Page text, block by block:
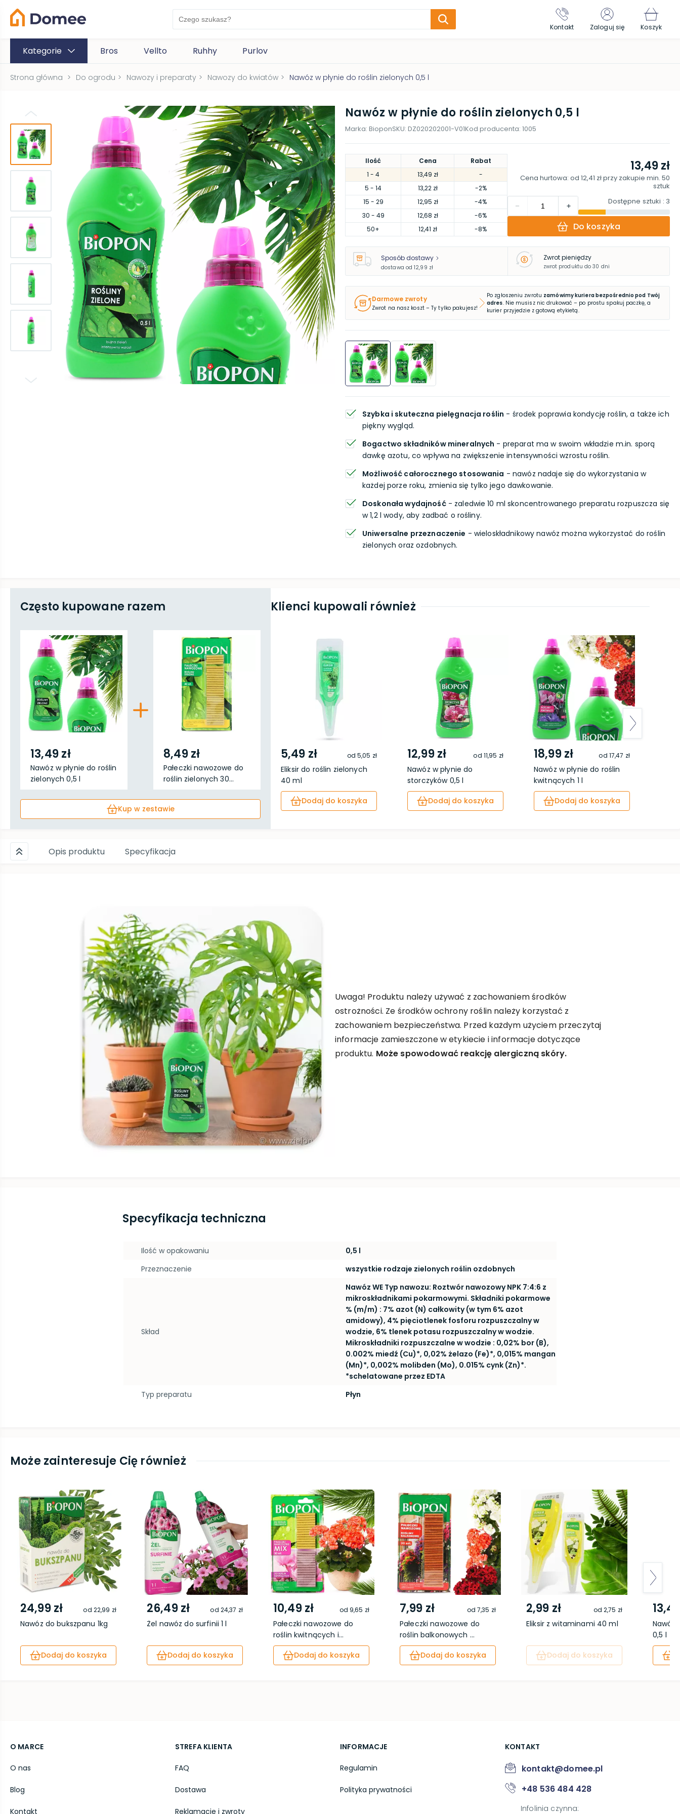
Kontakt Zaloguj się Koszyk
Kategorie Bros Vellto Ruhhy Purlov
Strona główna > Do ogrodu > Nawozy i preparaty > Nawozy do kwiatów > Nawóz w płynie do roślin zielonych 0,5 l
Nawóz w płynie do roślin zielonych 0,5 l
Marka: BioponSKU: DZ020202001-V01Kod producenta: 1005
Ilość Cena
Rabat
1 - 4 13,49 zł
-
5 - 14 13,22 zł
-2%
15 - 29 12,95 zł
-4%
30 - 49 12,68 zł
-6%
50+ 12,41 zł -8%
13,49 zł
Cena hurtowa: od 12,41 złprzy zakupie min. 50
sztuk
Dostępne sztuki : 3
Do koszyka
Sposób dostawy
dostawa od 12,99 zł
Zwrot pieniędzy
zwrot produktu do 30 dni
Darmowe zwroty
Zwrot na nasz koszt – Ty tylko pakujesz!
Po zgłoszeniu zwrotu zamówimy kuriera bezpośrednio pod Twój
adres. Nie musisz nic drukować – po prostu spakuj paczkę, a
kurier przyjedzie z gotową etykietą.
Szybka i skuteczna pielęgnacja roślin - środek poprawia kondycję roślin, a także ich
piękny wygląd.
Bogactwo składników mineralnych - preparat ma w swoim wkładzie m.in. sporą
dawkę azotu, co wpływa na zwiększenie intensywności wzrostu roślin.
Możliwość całorocznego stosowania - nawóz nadaje się do wykorzystania w
każdej porze roku, zmienia się tylko jego dawkowanie.
Doskonała wydajność- zaledwie 10 ml skoncentrowanego preparatu rozpuszcza się
w 1,2 l wody, aby zadbać o rośliny.
Uniwersalne przeznaczenie - wieloskładnikowy nawóz można wykorzystać do roślin
zielonych oraz ozdobnych.
Często kupowane razem
13,49 zł
Nawóz w płynie do roślin
zielonych 0,5 l
8,49 zł
Pałeczki nawozowe do
roślin zielonych 30...
Kup w zestawie
Klienci kupowali również
5,49 zł od5,05 zł
Eliksir do roślin zielonych
40 ml
Dodaj do koszyka
12,99 zł od 11,95 zł
Nawóz w płynie do
storczyków 0,5 l
Dodaj do koszyka
18,99 zł od 17,47 zł
Nawóz w płynie do roślin
kwitnących 1 l
Dodaj do koszyka
Opis produktu Specyfikacja
Uwaga! Produktu należy używać z zachowaniem środków
ostrożności. Ze środków ochrony roślin należy korzystać z
zachowaniem bezpieczeństwa. Przed każdym użyciem przeczytaj
informacje zamieszczone w etykiecie i informacje dotyczące
produktu. Może spowodować reakcję alergiczną skóry.
Specyfikacja techniczna
Ilość w opakowaniu
0,5 l
Przeznaczenie
wszystkie rodzaje zielonych roślin ozdobnych
Skład
Nawóz WE Typ nawozu: Roztwór nawozowy NPK 7:4:6 z
mikroskładnikami pokarmowymi. Składniki pokarmowe
% (m/m) : 7% azot (N) całkowity (w tym 6% azot
amidowy), 4% pięciotlenek fosforu rozpuszczalny w
wodzie, 6% tlenek potasu rozpuszczalny w wodzie.
Mikroskładniki rozpuszczalne w wodzie : 0,02% bor (B),
0.002% miedź (Cu)*, 0,02% żelazo (Fe)*, 0,015% mangan
(Mn)*, 0,002% molibden (Mo), 0.015% cynk (Zn)*.
*schelatowane przez EDTA
Typ preparatu
Płyn
Może zainteresuje Cię również
24,99 zł od 22,99 zł
Nawóz do bukszpanu 1kg
Dodaj do koszyka
26,49 zł od 24,37 zł
Żel nawóz do surfinii 1 l
Dodaj do koszyka
10,49 zł od 9,65 zł
Pałeczki nawozowe do
roślin kwitnących i...
Dodaj do koszyka
7,99 zł od7,35 zł
Pałeczki nawozowe do
roślin balkonowych ...
Dodaj do koszyka
2,99 zł od2,75 zł
Eliksir z witaminami 40 ml
Dodaj do koszyka
Nawóz
0,5 l
O MARCE
O nas
Blog
Kontakt
STREFA KLIENTA
FAQ
Dostawa
Reklamacje i zwroty
INFORMACJE
Regulamin
Polityka prywatności
KONTAKT
kontakt@domee.pl
+48 536 484 428
Infolinia czynna: